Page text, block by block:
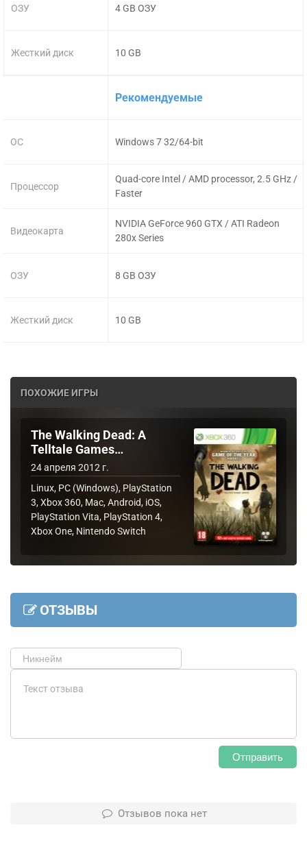
ОЗУ
Жесткий диск
4 GB ОЗУ
10 GB
ОС
Процессор
Видеокарта
ОЗУ
Жесткий диск
Рекомендуемые
Windows 7 32/64-bit
Quad-core Intel / AMD processor, 2.5 GHz /
Faster
NVIDIA GeForce 960 GTX / ATI Radeon
280x Series
8 GB ОЗУ
10 GB
ПОХОЖИЕ ИГРЫ
The Walking Dead: A
Telltale Games…
24 апреля 2012 г.
Linux, PC (Windows), PlayStation
3, Xbox 360, Mac, Android, iOS,
PlayStation Vita, PlayStation 4,
Xbox One, Nintendo Switch
ОТЗЫВЫ
Отправить
Отзывов пока нет